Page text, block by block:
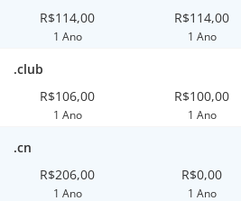
R$114,00
1 Ano
R$114,00
1 Ano
.club
R$106,00
1 Ano
R$100,00
1 Ano
.cn
R$206,00
1 Ano
R$0,00
1 Ano